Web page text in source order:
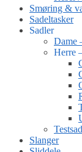
Smøring &
Sadeltasker
Sadler
Dame
Herre
Slanger